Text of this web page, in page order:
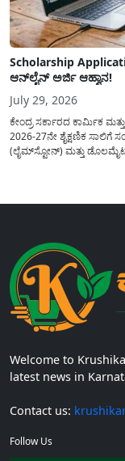
Scholarship
ಆನ್‍ಲೈನ್ ಅರ್ಜಿ ಆಹ್ವಾನ!
July 29, 2026
ಕೇಂದ್ರ ಸರ್ಕಾರದ ಕಾರ್ಮಿಕ
2026-27ನೇ ಶೈಕ್ಷಣಿಕ ಸಾಲಿಗೆ
(ಲೈಮ್‍ಸ್ಟೋನ್) ಮತ್ತು ಡೊಲಮೈಟ್
Welcome to
latest news in
Contact us:
Follow Us